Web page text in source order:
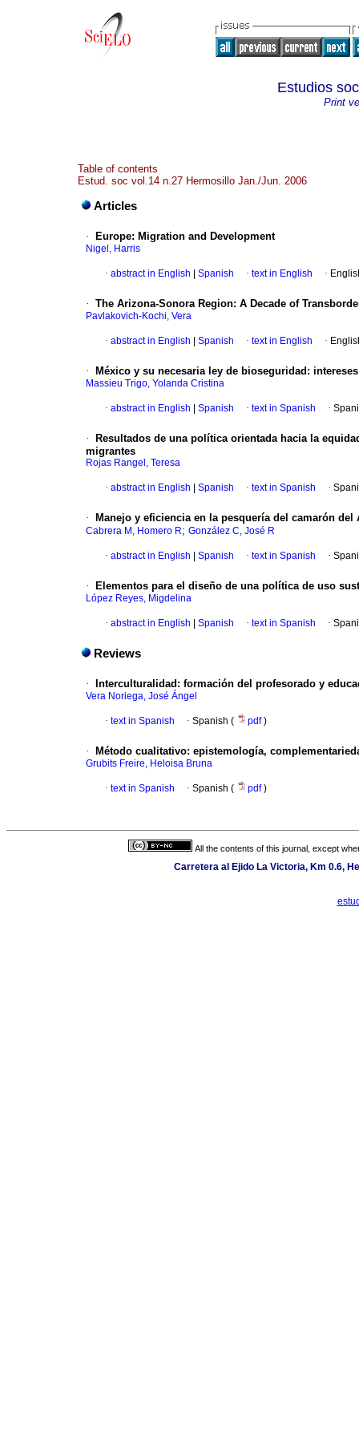
Estudios
Print
Table of contents
Estud. soc vol.14 n.27 Hermosillo Jan./Jun. 2006
Articles
· Europe: Migration and Development
Nigel, Harris
· abstract in English Spanish · text in English ·
· The Arizona-Sonora Region: A Decade of
Pavlakovich-Kochi, Vera
· abstract in English Spanish · text in English ·
· México y su necesaria ley de bioseguridad :
Massieu Trigo, Yolanda Cristina
· abstract in English Spanish · text in Spanish ·
·
Resultados de una política orientada hacia la
migrantes
Rojas Rangel, Teresa
· abstract in English Spanish · text in Spanish ·
· Manejo y eficiencia en la pesquería del camarón
Cabrera M, Homero R; González C, José R
· abstract in English Spanish · text in Spanish ·
· Elementos para el diseño de una política de uso
López Reyes, Migdelina
· abstract in English Spanish · text in Spanish ·
Reviews
· Interculturalidad : formación del profesorado y
Vera Noriega, José Ángel
· text in Spanish · Spanish ( pdf)
· Método cualitativo: epistemología,
Grubits Freire, Heloisa Bruna
· text in Spanish · Spanish ( pdf)
All the contents of this journal, except
Carretera al Ejido La Victoria, Km 0.6,